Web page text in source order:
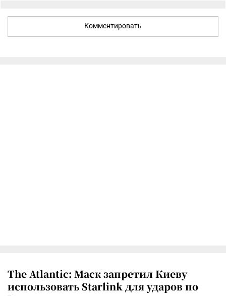
Комментировать
The Atlantic: Маск запретил Киеву
использовать Starlink для ударов по